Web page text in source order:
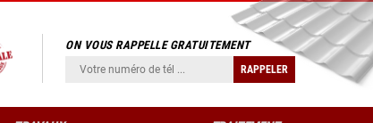
ON VOUS RAPPELLE GRATUITEMENT